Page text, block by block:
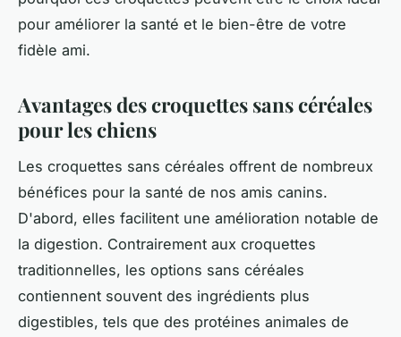
pour améliorer la santé et le bien-être de votre
fidèle ami.
Avantages des croquettes sans céréales
pour les chiens
Les croquettes sans céréales offrent de nombreux
bénéfices pour la santé de nos amis canins.
D'abord, elles facilitent une amélioration notable de
la digestion. Contrairement aux croquettes
traditionnelles, les options sans céréales
contiennent souvent des ingrédients plus
digestibles, tels que des protéines animales de